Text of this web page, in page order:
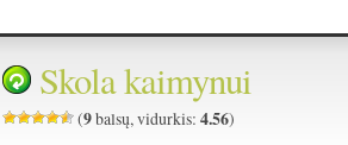
Skola kaimynui
(9balsų, vidurkis:4.56)